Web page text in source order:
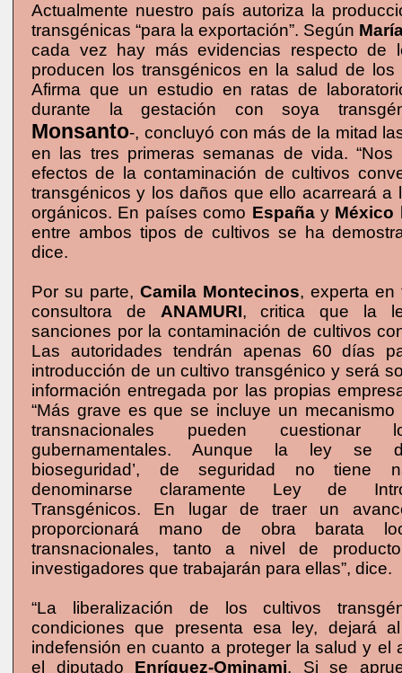
Actualmente nuestro país autoriza la
transgénicas “para la exportación”. Según
cada vez hay más evidencias respecto de
producen los transgénicos en la salud de los
Afirma que un estudio en ratas de
durante la gestación con soya
Monsanto-, concluyó con más de la mitad
en las tres primeras semanas de vida. “Nos
efectos de la contaminación de cultivos
transgénicos y los daños que ello acarreará a
orgánicos. En países como Españay México
entre ambos tipos de cultivos se ha
dice.
Por su parte, Camila Montecinos, experta en
consultora de ANAMURI, critica que la
sanciones por la contaminación de cultivos
Las autoridades tendrán apenas 60 días
introducción de un cultivo transgénico y será
información entregada por las propias
“Más grave es que se incluye un
transnacionales pueden cuestionar
gubernamentales. Aunque la ley se
bioseguridad’, de seguridad no tiene
denominarse claramente Ley de
Transgénicos. En lugar de traer un
proporcionará mano de obra barata
transnacionales, tanto a nivel de
investigadores que trabajarán para ellas”, dice.
“La liberalización de los cultivos
condiciones que presenta esa ley, dejará
indefensión en cuanto a proteger la salud y el
el diputado Enríquez-Ominami. Si se